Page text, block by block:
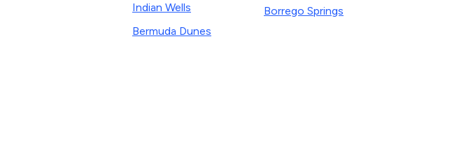
Indian Wells
Bermuda Dunes
Borrego Springs